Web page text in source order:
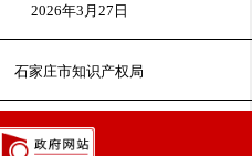
2026年3月27日
石家庄市知识产权局